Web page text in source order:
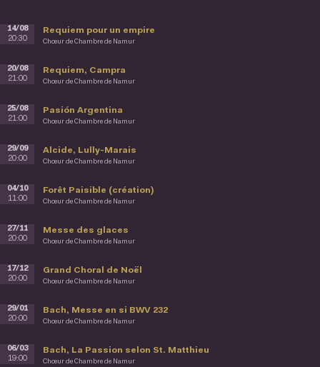
Requiem pour un empire
Chœur de Chambre de Namur
14/08
20:30
Requiem, Campra
Chœur de Chambre de Namur
20/08
21:00
Pasión Argentina
Chœur de Chambre de Namur
25/08
21:00
Alcide, Lully-Marais
Chœur de Chambre de Namur
29/09
20:00
Forêt Paisible (création)
Chœur de Chambre de Namur
04/10
11:00
Messe des glaces
Chœur de Chambre de Namur
27/11
20:00
Grand Choral de Noël
Chœur de Chambre de Namur
17/12
20:00
Bach, Messe en si BWV 232
Chœur de Chambre de Namur
29/01
20:00
Bach, La Passion selon St. Matthieu
Chœur de Chambre de Namur
06/03
19:00